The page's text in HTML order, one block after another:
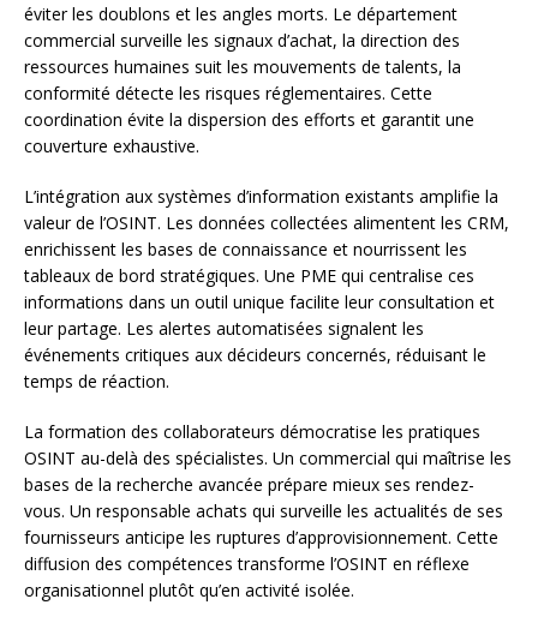
éviter les doublons et les angles morts. Le département
commercial surveille les signaux d’achat, la direction des
ressources humaines suit les mouvements de talents, la
conformité détecte les risques réglementaires. Cette
coordination évite la dispersion des efforts et garantit une
couverture exhaustive.
L’intégration aux systèmes d’information existants amplifie la
valeur de l’OSINT. Les données collectées alimentent les CRM,
enrichissent les bases de connaissance et nourrissent les
tableaux de bord stratégiques. Une PME qui centralise ces
informations dans un outil unique facilite leur consultation et
leur partage. Les alertes automatisées signalent les
événements critiques aux décideurs concernés, réduisant le
temps de réaction.
La formation des collaborateurs démocratise les pratiques
OSINT au-delà des spécialistes. Un commercial qui maîtrise les
bases de la recherche avancée prépare mieux ses rendez-
vous. Un responsable achats qui surveille les actualités de ses
fournisseurs anticipe les ruptures d’approvisionnement. Cette
diffusion des compétences transforme l’OSINT en réflexe
organisationnel plutôt qu’en activité isolée.